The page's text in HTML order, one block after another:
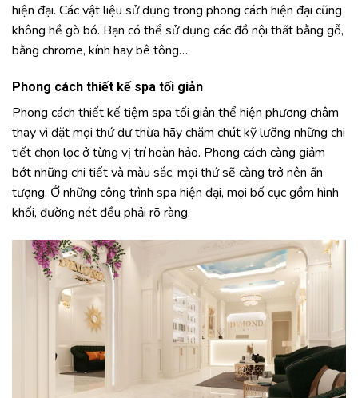
hiện đại. Các vật liệu sử dụng trong phong cách hiện đại cũng
không hề gò bó. Bạn có thể sử dụng các đồ nội thất bằng gỗ,
bằng chrome, kính hay bê tông…
Phong cách thiết kế spa tối giản
Phong cách thiết kế tiệm spa tối giản thể hiện phương châm
thay vì đặt mọi thứ dư thừa hãy chăm chút kỹ lưỡng những chi
tiết chọn lọc ở từng vị trí hoàn hảo. Phong cách càng giảm
bớt những chi tiết và màu sắc, mọi thứ sẽ càng trở nên ấn
tượng. Ở những công trình spa hiện đại, mọi bố cục gồm hình
khối, đường nét đều phải rõ ràng.